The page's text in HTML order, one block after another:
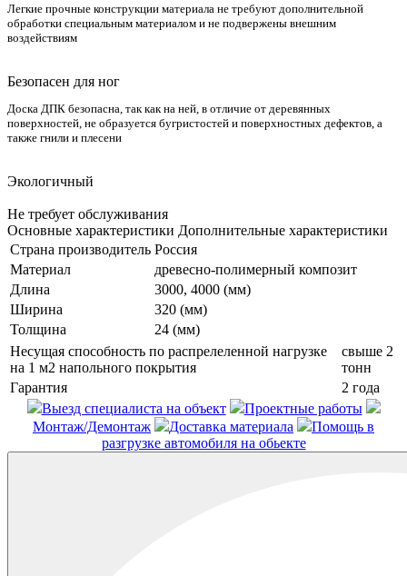
Легкие прочные конструкции материала не требуют дополнительной
обработки специальным материалом и не подвержены внешним
воздействиям
Безопасен для ног
Доска ДПК безопасна, так как на ней, в отличие от деревянных
поверхностей, не образуется бугристостей и поверхностных дефектов, а
также гнили и плесени
Экологичный
Не требует обслуживания
Основные характеристики Дополнительные характеристики
Страна производитель Россия
Материал
древесно-полимерный композит
Длина
3000, 4000 (мм)
Ширина
320 (мм)
Толщина
24 (мм)
Несущая способность по распрелеленной нагрузке
на 1 м2 напольного покрытия
свыше 2
тонн
Гарантия
2 года
Выезд специалиста на объект
Проектные работы
Монтаж/Демонтаж
Доставка материала
Помощь в
разгрузке автомобиля на обьекте